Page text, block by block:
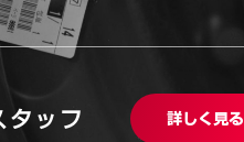
タッフ 詳しく見る